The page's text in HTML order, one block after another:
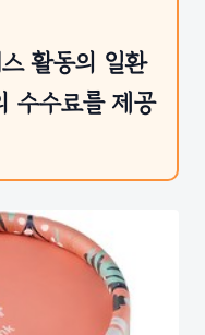
활동의 일환
수수료를 제공